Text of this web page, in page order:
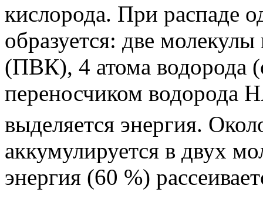
кислорода. При распаде
образуется: две
(ПВК), 4 атома водорода
переносчиком
выделяется энергия.
аккумулируется в двух
энергия (60 %)